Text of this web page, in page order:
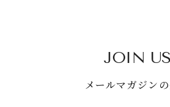
JOIN US
メールマガジン